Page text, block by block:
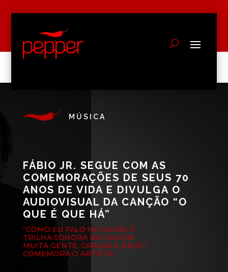
MÚSICA
FÁBIO JR. SEGUE COM AS
COMEMORAÇÕES DE SEUS 70
ANOS DE VIDA E DIVULGA O
AUDIOVISUAL DA CANÇÃO “O
QUE É QUE HÁ”
“COMO EU FALO NO SHOW, É
TRILHA SONORA NA VIDA DE
MUITA GENTE, GRAÇAS A DEUS”,
COMEMORA O ARTISTA